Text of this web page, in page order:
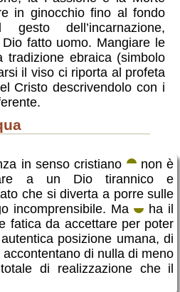
in ginocchio fino al fondo
dell’incarnazione,
Dio fatto uomo. Mangiare le
tradizione ebraica (simbolo
il viso ci riporta al profeta
Cristo descrivendolo con i
in senso cristiano
non è
a un Dio tirannico e
che si diverta a porre sulle
incomprensibile. Ma
ha il
fatica da accettare per poter
posizione umana, di
di nulla di meno
di realizzazione che il